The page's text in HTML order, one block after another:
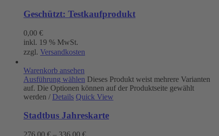
Geschützt: Testkaufprodukt
0,00 €
inkl. 19 % MwSt.
zzgl. Versandkosten
Warenkorb ansehen
Ausführung wählen Dieses Produkt weist mehrere Varianten
auf. Die Optionen können auf der Produktseite gewählt
werden / Details Quick View
Stadtbus Jahreskarte
276,00 € – 336,00 €